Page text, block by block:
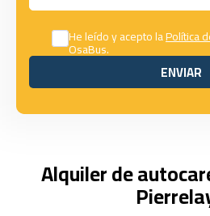
He leído y acepto laPolítica
OsaBus.
ENVIAR
ENVIAR
Alquiler de